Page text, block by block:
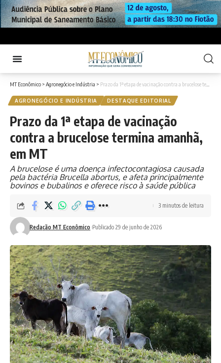
MT Econômico > Agronegócio e Indústria > Prazo da 1ª etapa de vacinação contra a brucelose termina amanhã, em MT
AGRONEGÓCIO E INDÚSTRIA DESTAQUE EDITORIAL
Prazo da 1ª etapa de vacinação
contra a brucelose termina amanhã,
em MT
A brucelose é uma doença infectocontagiosa causada
pela bactéria Brucella abortus, e afeta principalmente
bovinos e bubalinos e oferece risco à saúde pública
Redação MT Econômico Publicado 29 de junho de 2026
3 minutos de leitura